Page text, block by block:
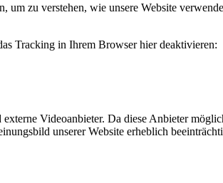
zu verstehen, wie unsere Website
Tracking in Ihrem Browser hier deaktivieren:
Videoanbieter. Da diese Anbieter
unserer Website erheblich